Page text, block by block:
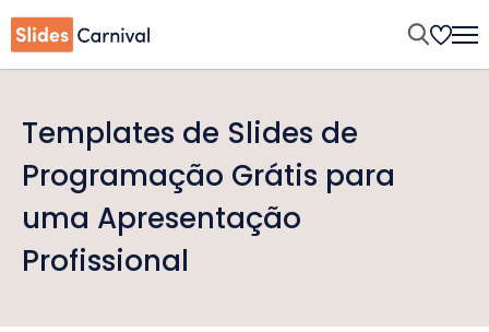
Templates de Slides de
Programação Grátis para
uma Apresentação
Profissional